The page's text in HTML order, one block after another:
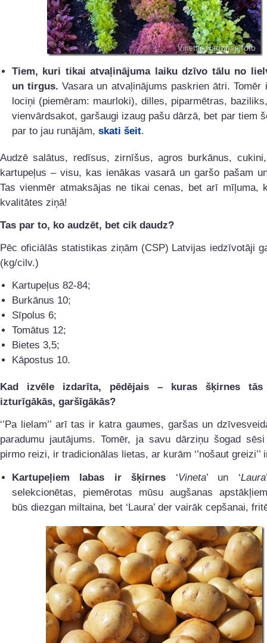
Tiem, kuri tikai atvaļinājuma laiku dzīvo tālu no
un tirgus.Vasara un atvaļinājums paskrien ātri. Tomēr
lociņi (piemēram: maurloki), dilles, piparmētras,
vienvārdsakot, garšaugi izaug pašu dārzā, bet par tiem
par to jau runājām, skati šeit.
Audzē salātus, redīsus, zirnīšus, agros burkānus,
kartupeļus – visu, kas ienākas vasarā un garšo pašam
Tas vienmēr atmaksājas ne tikai cenas, bet arī mīļuma,
kvalitātes ziņā!
Tas par to, ko audzēt, bet cik daudz?
Pēc oficiālās statistikas ziņām (CSP) Latvijas iedzīvotāji
(kg/cilv.)
Kartupeļus 82-84;
Burkānus 10;
Sīpolus 6;
Tomātus 12;
Bietes 3,5;
Kāpostus 10.
Kad izvēle izdarīta, pēdējais – kuras šķirnes tās
izturīgākās, garšīgākās?
‘’Pa lielam’’ arī tas ir katra gaumes, garšas un
paradumu jautājums. Tomēr, ja savu dārziņu šogad
pirmo reizi, ir tradicionālas lietas, ar kurām ‘’nošaut greizi’’
Kartupeļiem labas ir šķirnes ‘Vineta’ un ‘Laura
selekcionētas, piemērotas mūsu augšanas
būs diezgan miltaina, bet ‘Laura’ der vairāk cepšanai,